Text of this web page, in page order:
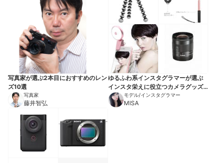
写真家が選ぶ2本目におすすめのレン
ズ10選
写真家
藤井智弘
ゆるふわ系インスタグラマーが選ぶ
インスタ栄えに役立つカメラグッズ
と小物10選モデル/インスタグラマー
MISA